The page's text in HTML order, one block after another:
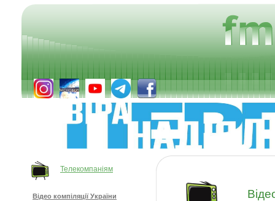
Телекомпаніям
Відео компіляції України